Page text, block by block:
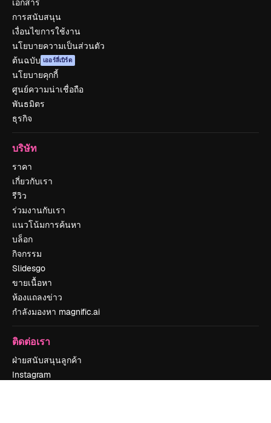
เอกสาร
การสนับสนุน
เงื่อนไขการใช้งาน
นโยบายความเป็นส่วนตัว
ต้นฉบับ เออร์ลี่เบิร์ด
นโยบายคุกกี้
ศูนย์ความน่าเชื่อถือ
พันธมิตร
ธุรกิจ
บริษัท
ราคา
เกี่ยวกับเรา
รีวิว
ร่วมงานกับเรา
แนวโน้มการค้นหา
บล็อก
กิจกรรม
Slidesgo
ขายเนื้อหา
ห้องแถลงข่าว
กำลังมองหา magnific.ai
ติดต่อเรา
ฝ่ายสนับสนุนลูกค้า
Instagram